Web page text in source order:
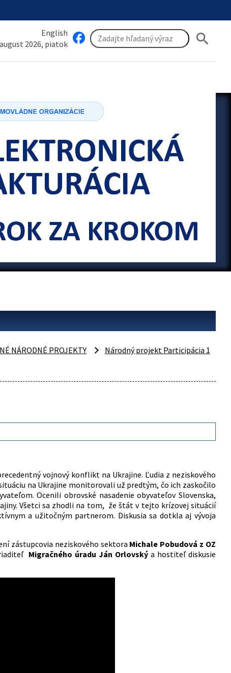
English
2026, piatok
search
NÁRODNÉ PROJEKTY
Národný projekt Participácia 1
vojnový konflikt na Ukrajine. Ľudia z neziskového
na Ukrajine monitorovali už predtým, čo ich zaskočilo
Ocenili obrovské nasadenie obyvateľov Slovenska,
Všetci sa zhodli na tom, že štát v tejto krízovej situácií
a užitočným partnerom. Diskusia sa dotkla aj vývoja
zástupcovia neziskového sektora Michale Pobudová z OZ
Migračného úradu Ján Orlovskýa hostiteľ diskusie